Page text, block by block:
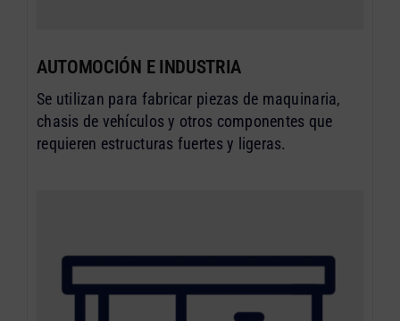
AUTOMOCIÓN E INDUSTRIA
Se utilizan para fabricar piezas de maquinaria,
chasis de vehículos y otros componentes que
requieren estructuras fuertes y ligeras.